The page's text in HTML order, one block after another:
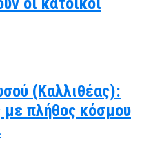
(Καλλιθέας):
πλήθος κόσμου